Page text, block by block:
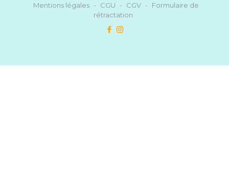
Mentions légales - CGU - CGV -
Formulaire de
rétractation